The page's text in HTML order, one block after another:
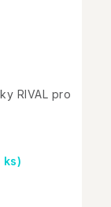
ks)
RIVAL pro